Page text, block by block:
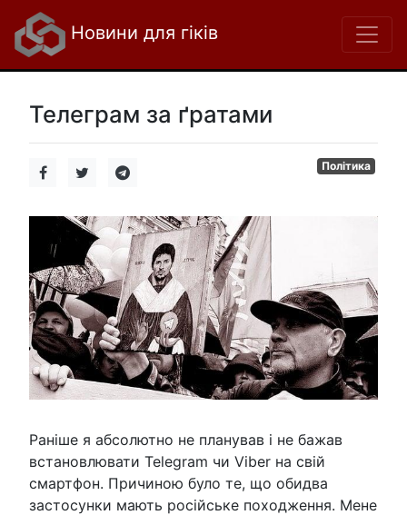
Новини для гіків
Телеграм за ґратами
Політика
Раніше я абсолютно не планував і не бажав
встановлювати Telegram чи Viber на свій
смартфон. Причиною було те, що обидва
застосунки мають російське походження. Мене